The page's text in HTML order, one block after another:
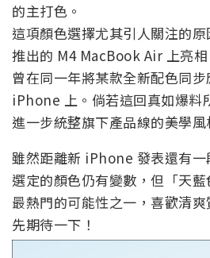
的主打色。
這項顏色選擇尤其引人關注的
推出的 M4 MacBook Air 上亮
曾在同一年將某款全新配色同
iPhone 上。倘若這回真如爆料
進一步統整旗下產品線的美學風
雖然距離新 iPhone 發表還有
選定的顏色仍有變數，但「天
最熱門的可能性之一，喜歡清
先期待一下！